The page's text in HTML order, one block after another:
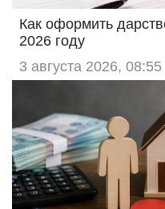
Как оформить
2026 году
3 августа 2026, 08:55